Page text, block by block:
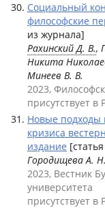
Социальный
философские
из журнала]
Рахинский Д. В.,
Никита
Минеев В. В.
2023,
присутствует в
Новые подходы
кризиса
издание
Городищева А.
2023, Вестник
университета
присутствует в